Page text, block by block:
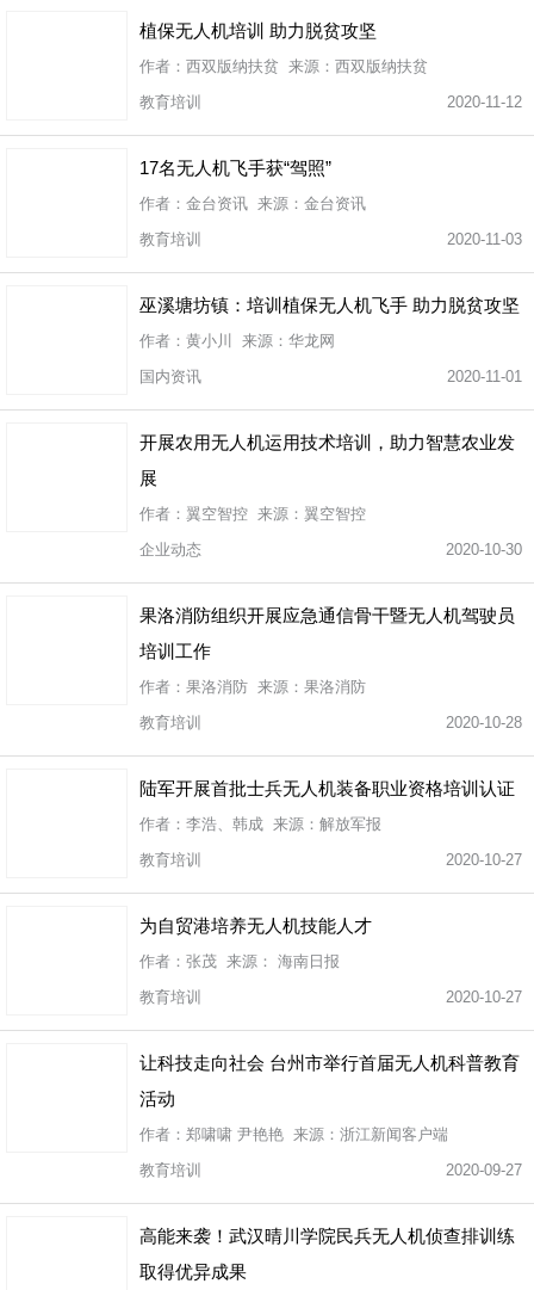
植保无人机培训 助力脱贫攻坚
作者：西双版纳扶贫 来源：西双版纳扶贫
教育培训
2020-11-12
17名无人机飞手获“驾照”
作者：金台资讯 来源：金台资讯
教育培训
2020-11-03
巫溪塘坊镇：培训植保无人机飞手 助力脱贫攻坚
作者：黄小川 来源：华龙网
国内资讯
2020-11-01
开展农用无人机运用技术培训，助力智慧农业发
展
作者：翼空智控 来源：翼空智控
企业动态
2020-10-30
果洛消防组织开展应急通信骨干暨无人机驾驶员
培训工作
作者：果洛消防 来源：果洛消防
教育培训
2020-10-28
陆军开展首批士兵无人机装备职业资格培训认证
作者：李浩、韩成 来源：解放军报
教育培训
2020-10-27
为自贸港培养无人机技能人才
作者：张茂 来源： 海南日报
教育培训
2020-10-27
让科技走向社会 台州市举行首届无人机科普教育
活动
作者：郑啸啸 尹艳艳 来源：浙江新闻客户端
教育培训
2020-09-27
高能来袭！武汉晴川学院民兵无人机侦查排训练
取得优异成果